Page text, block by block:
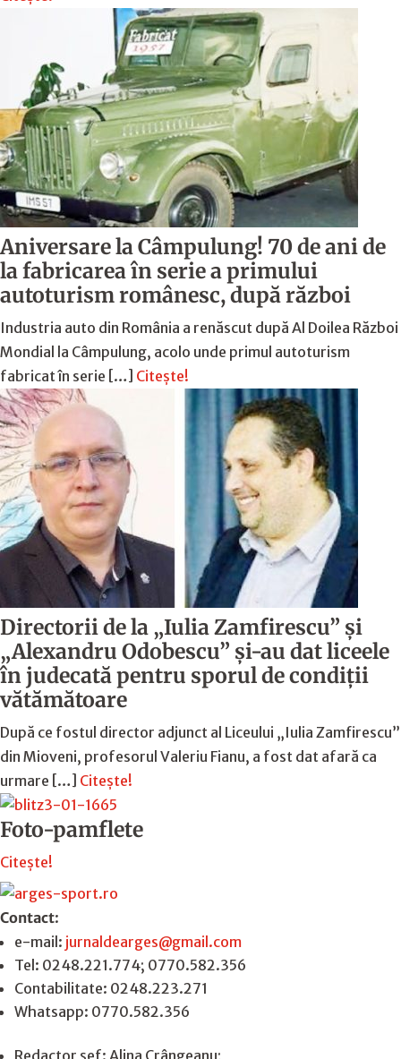
Aniversare la Câmpulung! 70 de ani de
la fabricarea în serie a primului
autoturism românesc, după război
Industria auto din România a renăscut după Al Doilea Război
Mondial la Câmpulung, acolo unde primul autoturism
fabricat în serie […] Citește!
Directorii de la „Iulia Zamfirescu” și
„Alexandru Odobescu” și-au dat liceele
în judecată pentru sporul de condiții
vătămătoare
După ce fostul director adjunct al Liceului „Iulia Zamfirescu”
din Mioveni, profesorul Valeriu Fianu, a fost dat afară ca
urmare […] Citește!
Foto-pamflete
Citește!
Contact:
e-mail: jurnaldearges@gmail.com
Tel: 0248.221.774; 0770.582.356
Contabilitate: 0248.223.271
Whatsapp: 0770.582.356
Redactor șef: Alina Crângeanu;